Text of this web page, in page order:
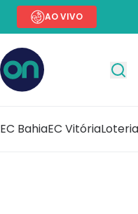
AO VIVO
EC BahiaEC Vitória